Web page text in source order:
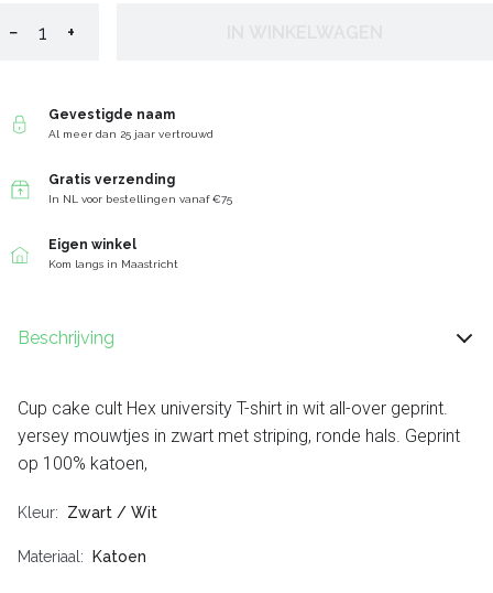
− +
Gevestigde naam
Al meer dan 25 jaar vertrouwd
Gratis verzending
In NL voor bestellingen vanaf €75
Eigen winkel
Kom langs in Maastricht
Beschrijving
Cup cake cult Hex university T-shirt in wit all-over geprint.
yersey mouwtjes in zwart met striping, ronde hals. Geprint
op 100% katoen,
Kleur Zwart / Wit
Materiaal Katoen